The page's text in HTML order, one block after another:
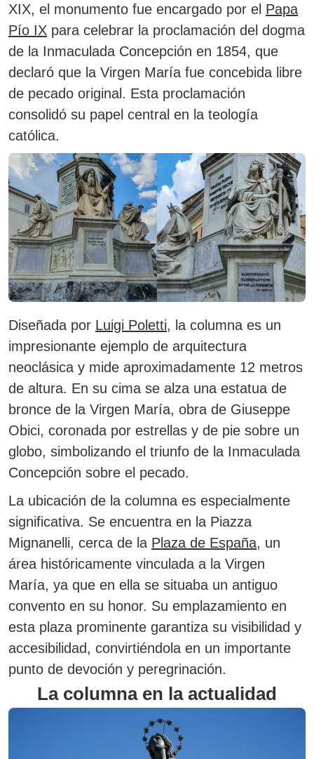
XIX, el monumento fue encargado por el Papa
Pío IX para celebrar la proclamación del dogma
de la Inmaculada Concepción en 1854, que
declaró que la Virgen María fue concebida libre
de pecado original. Esta proclamación
consolidó su papel central en la teología
católica.
Diseñada por Luigi Poletti, la columna es un
impresionante ejemplo de arquitectura
neoclásica y mide aproximadamente 12 metros
de altura. En su cima se alza una estatua de
bronce de la Virgen María, obra de Giuseppe
Obici, coronada por estrellas y de pie sobre un
globo, simbolizando el triunfo de la Inmaculada
Concepción sobre el pecado.
La ubicación de la columna es especialmente
significativa. Se encuentra en la Piazza
Mignanelli, cerca de la Plaza de España, un
área históricamente vinculada a la Virgen
María, ya que en ella se situaba un antiguo
convento en su honor. Su emplazamiento en
esta plaza prominente garantiza su visibilidad y
accesibilidad, convirtiéndola en un importante
punto de devoción y peregrinación.
La columna en la actualidad